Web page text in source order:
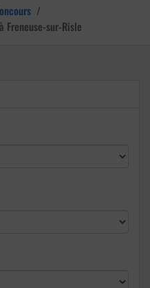
/
Freneuse-sur-Risle